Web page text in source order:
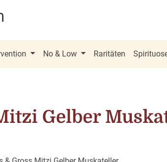
No & Low Raritäten
Gelber